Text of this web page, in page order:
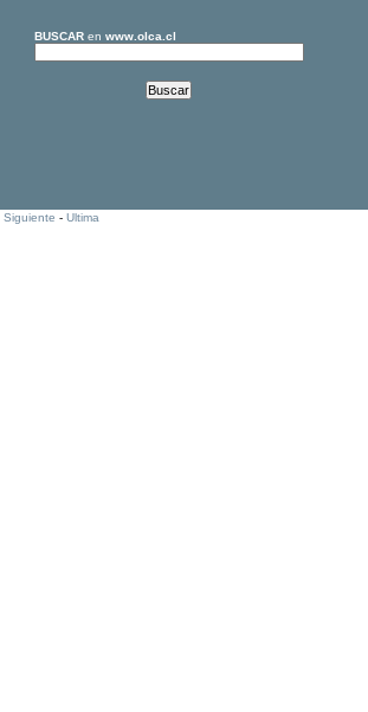
BUSCARen www.olca.cl
Siguiente - Ultima